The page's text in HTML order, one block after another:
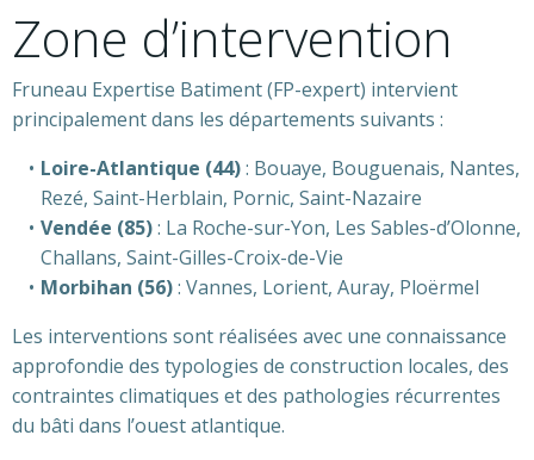
Zone d’intervention
Fruneau Expertise Batiment (FP-expert) intervient
principalement dans les départements suivants :
Loire-Atlantique (44): Bouaye, Bouguenais, Nantes,
Rezé, Saint-Herblain, Pornic, Saint-Nazaire
Vendée (85): La Roche-sur-Yon, Les Sables-d’Olonne,
Challans, Saint-Gilles-Croix-de-Vie
Morbihan (56): Vannes, Lorient, Auray, Ploërmel
Les interventions sont réalisées avec une connaissance
approfondie des typologies de construction locales, des
contraintes climatiques et des pathologies récurrentes
du bâti dans l’ouest atlantique.